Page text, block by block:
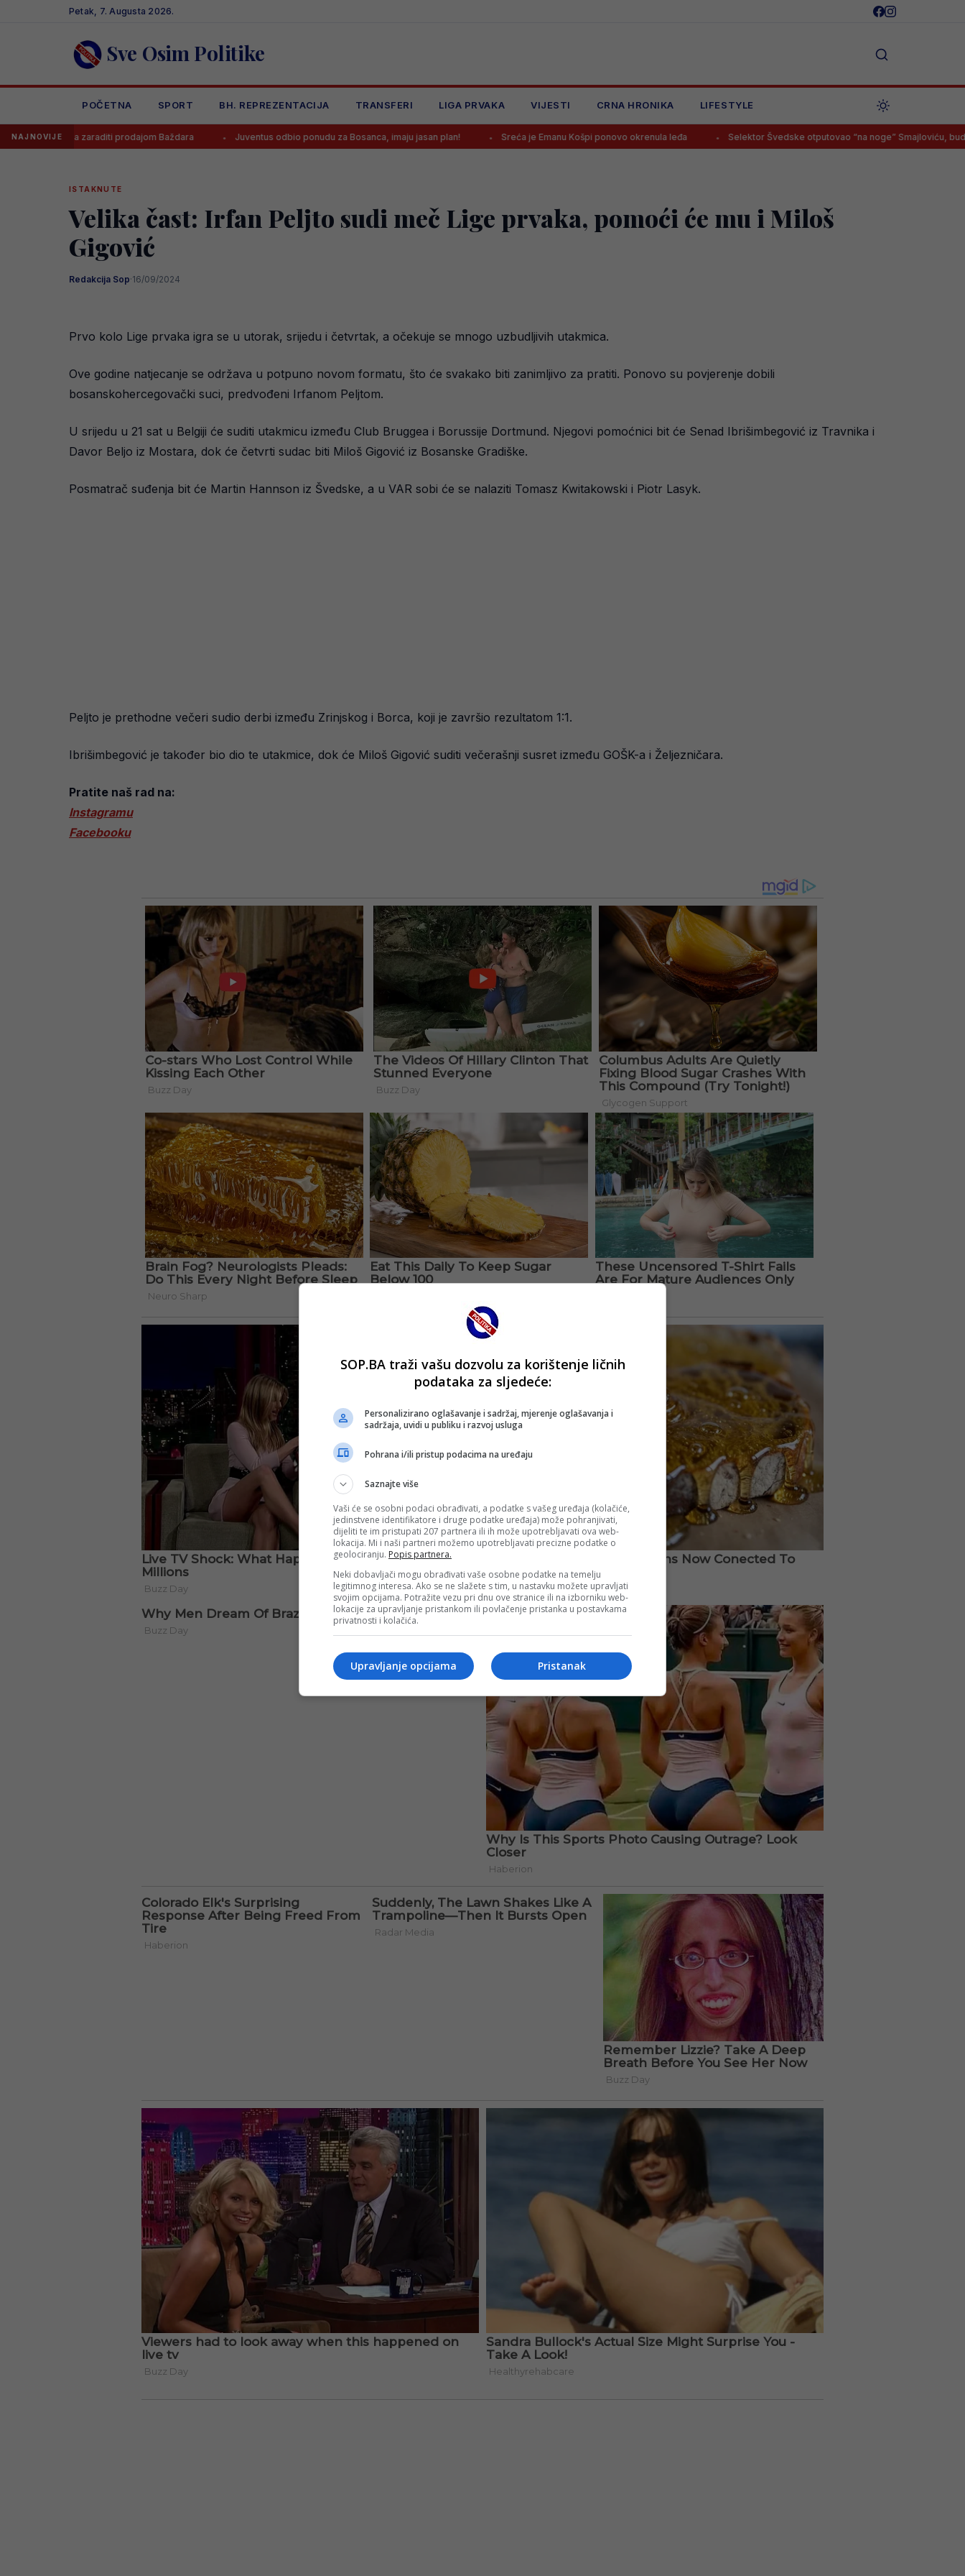
Petak, 7. Augusta 2026.
Sve Osim Politike
POČETNA SPORT BH. REPREZENTACIJA TRANSFERI LIGA PRVAKA VIJESTI CRNA HRONIKA LIFESTYLE
NAJNOVIJE
zaraditi prodajom Baždara Juventus odbio ponudu za Bosanca, imaju jasan plan! Sreća je Emanu Košpi ponovo okrenula leđa Selektor Švedske otputovao “na noge” Smajloviću, budući Zmaj
ISTAKNUTE
Velika čast: Irfan Peljto sudi meč Lige prvaka, pomoći će mu i Miloš
Gigović
Redakcija Sop·16/09/2024
Prvo kolo Lige prvaka igra se u utorak, srijedu i četvrtak, a očekuje se mnogo uzbudljivih utakmica.
Ove godine natjecanje se održava u potpuno novom formatu, što će svakako biti zanimljivo za pratiti. Ponovo su povjerenje dobili
bosanskohercegovački suci, predvođeni Irfanom Peljtom.
U srijedu u 21 sat u Belgiji će suditi utakmicu između Club Bruggea i Borussije Dortmund. Njegovi pomoćnici bit će Senad Ibrišimbegović iz Travnika i
Davor Beljo iz Mostara, dok će četvrti sudac biti Miloš Gigović iz Bosanske Gradiške.
Posmatrač suđenja bit će Martin Hannson iz Švedske, a u VAR sobi će se nalaziti Tomasz Kwitakowski i Piotr Lasyk.
Peljto je prethodne večeri sudio derbi između Zrinjskog i Borca, koji je završio rezultatom 1:1.
Ibrišimbegović je također bio dio te utakmice, dok će Miloš Gigović suditi večerašnji susret između GOŠK-a i Željezničara.
Pratite naš rad na:
Instagramu
Facebooku
SOP.BA traži vašu dozvolu za korištenje ličnih
podataka za sljedeće:
Personalizirano oglašavanje i sadržaj, mjerenje oglašavanja i
sadržaja, uvidi u publiku i razvoj usluga
Pohrana i/ili pristup podacima na uređaju
Saznajte više
Vaši će se osobni podaci obrađivati, a podatke s vašeg uređaja (kolačiće,
jedinstvene identifikatore i druge podatke uređaja) može pohranjivati,
dijeliti te im pristupati 207 partnera ili ih može upotrebljavati ova web-
lokacija. Mi i naši partneri možemo upotrebljavati precizne podatke o
geolociranju. Popis partnera.
Neki dobavljači mogu obrađivati vaše osobne podatke na temelju
legitimnog interesa. Ako se ne slažete s tim, u nastavku možete upravljati
svojim opcijama. Potražite vezu pri dnu ove stranice ili na izborniku web-
lokacije za upravljanje pristankom ili povlačenje pristanka u postavkama
privatnosti i kolačića.
Pristanak
Upravljanje opcijama